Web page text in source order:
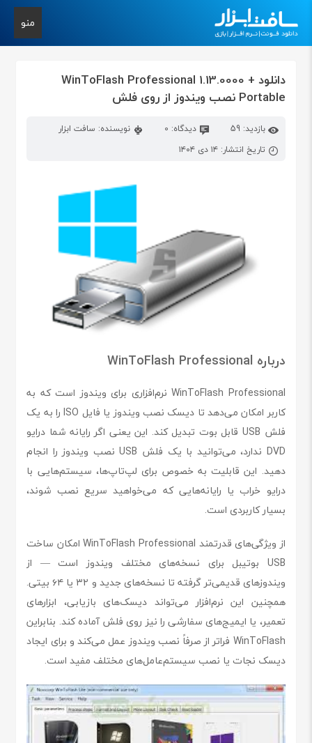
منو
دانلود WinToFlash Professional 1.13.0000 +
Portable نصب ویندوز از روی فلش
بازدید: 59 دیدگاه: 0
نویسنده: سافت ابزار
تاریخ انتشار: ۱۴ دی ۱۴۰۴
درباره WinToFlash Professional
WinToFlash Professional نرم‌افزاری برای ویندوز است که به
کاربر امکان می‌دهد تا دیسک نصب ویندوز یا فایل ISO را به یک
فلش USB قابل بوت تبدیل کند. این یعنی اگر رایانه شما درایو
DVD ندارد، می‌توانید با یک فلش USB نصب ویندوز را انجام
دهید. این قابلیت به خصوص برای لپ‌تاپ‌ها، سیستم‌هایی با
درایو خراب یا رایانه‌هایی که می‌خواهید سریع نصب شوند،
بسیار کاربردی است.
از ویژگی‌های قدرتمند WinToFlash Professional امکان ساخت
USB بوتیبل برای نسخه‌های مختلف ویندوز است — از
ویندوزهای قدیمی‌تر گرفته تا نسخه‌های جدید و ۳۲ یا ۶۴ بیتی.
همچنین این نرم‌افزار می‌تواند دیسک‌های بازیابی، ابزارهای
تعمیر، یا ایمیج‌های سفارشی را نیز روی فلش آماده کند. بنابراین
WinToFlash فراتر از صرفاً نصب ویندوز عمل می‌کند و برای ایجاد
دیسک نجات یا نصب سیستم‌عامل‌های مختلف مفید است.